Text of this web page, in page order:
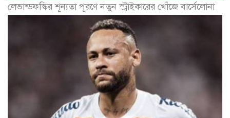
লেভান্ডফস্কির শূন্যতা পূরণে নতুন স্ট্রাইকারের খোঁজে বার্সেলোনা